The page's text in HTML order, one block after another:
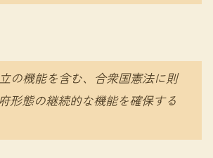
の機能を含む、合衆国憲法に則
形態の継続的な機能を確保する